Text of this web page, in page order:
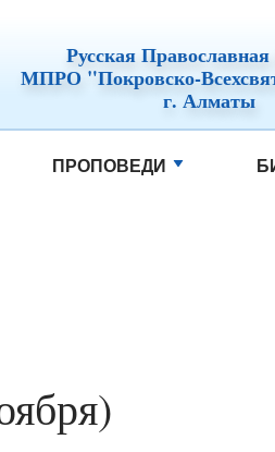
Русская
МПРО "Покровско-
г. Алматы
ПРОПОВЕДИ